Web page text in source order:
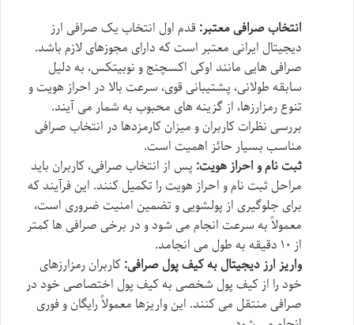
انتخاب صرافی معتبر: قدم اول انتخاب یک صرافی ارز
دیجیتال ایرانی معتبر است که دارای مجوزهای لازم باشد.
صرافی هایی مانند اوکی اکسچنج و نوبیتکس، به دلیل
سابقه طولانی، پشتیبانی قوی، سرعت بالا در احراز هویت و
تنوع رمزارزها، از گزینه های محبوب به شمار می آیند.
بررسی نظرات کاربران و میزان کارمزدها در انتخاب صرافی
مناسب بسیار حائز اهمیت است.
ثبت نام و احراز هویت: پس از انتخاب صرافی، کاربران باید
مراحل ثبت نام و احراز هویت را تکمیل کنند. این فرآیند که
برای جلوگیری از پولشویی و تضمین امنیت ضروری است،
معمولاً به سرعت انجام می شود و در برخی صرافی ها کمتر
از ۱۰ دقیقه به طول می انجامد.
واریز ارز دیجیتال به کیف پول صرافی:کاربران رمزارزهای
خود را از کیف پول شخصی به کیف پول اختصاصی خود در
صرافی منتقل می کنند. این واریزها معمولاً رایگان و فوری